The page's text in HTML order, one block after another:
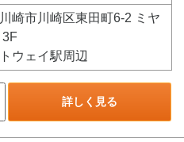
崎市川崎区東田町6-2 ミヤ
3F
ウェイ駅周辺
詳しく見る